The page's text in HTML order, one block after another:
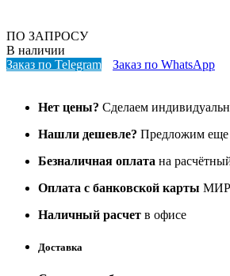
ПО ЗАПРОСУ
В наличии
Заказ по Telegram
Заказ по WhatsApp
Нет цены? Сделаем
Нашли дешевле? Предложим
Безналичная оплата на
Оплата с банковской карты МИР
Наличный расчет в офисе
Доставка